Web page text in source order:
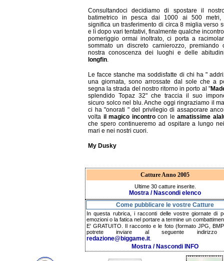
Consultandoci decidiamo di spostare il
batimetrico in pesca dai 1000 ai 500
significa un trasferimento di circa 8 miglia verso
e lì dopo vari tentativi, finalmente qualche
pomeriggio ormai inoltrato, ci porta a
sommato un discreto carnierozzo, premiando
nostra conoscenza dei luoghi e delle
longfin.
Le facce stanche ma soddisfatte di chi ha "
una giornata, sono arrossate dal sole che a
segna la strada del nostro ritorno in porto al "
splendido Topaz 32" che traccia il suo
sicuro solco nel blu. Anche oggi ringraziamo il
ci ha "onorati " del privilegio di assaporare
volta il magico incontrocon leamatissime
che spero continueremo ad ospitare a lungo
mari e nei nostri cuori.
My Dusky
Catture Anno 2005
Ultime 30 catture inserite.
Mostra / Nascondi elenco
Come pubblicare le vostre Catture
In questa rubrica, i racconti delle vostre giornate di
emozioni o la fatica nel portare a termine un
E' GRATUITO. Il racconto e le foto (formato JPG,
potrete inviare al seguente indirizzo
redazione@biggame.it
Mostra / Nascondi INFO